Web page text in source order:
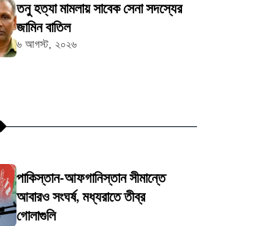
তনু হত্যা মামলায় সাবেক সেনা সদস্যের
জামিন বাতিল
৬ আগস্ট, ২০২৬
পাকিস্তান-আফগানিস্তান সীমান্তে
আবারও সংঘর্ষ, মধ্যরাতে তীব্র
গোলাগুলি